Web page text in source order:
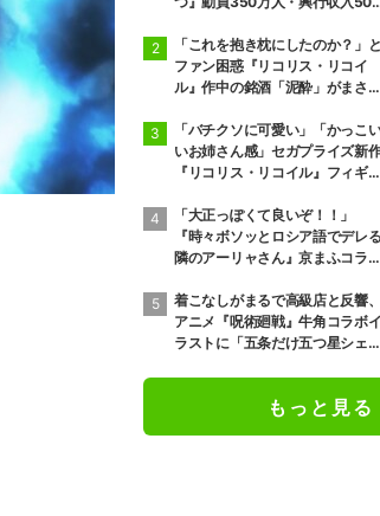
「これを抱き枕にしたのか？」と
ファン困惑『リコリス・リコイ
ル』作中の銘酒「泥酔」がまさか
「バチクソに可愛い」「かっこ
いお姉さん感」セガプライズ新
『リコリス・リコイル』フィギュ
「大正っぽくて良いぞ！！」
『時々ボソッとロシア語でデレる
隣のアーリャさん』京まふコラボ
着こなしがまるで高級店と反響、
アニメ『呪術廻戦』牛角コラボイ
ラストに「五条だけ五つ星シェ
もっと見る